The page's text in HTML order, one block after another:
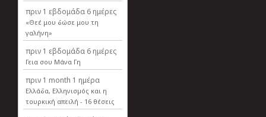
πριν 1 εβδομάδα 6 ημέρες
«Θεέ μου δώσε μου τη
γαλήνη»
πριν 1 εβδομάδα 6 ημέρες
Γεια σου Μάνα Γη
πριν 1 month 1 ημέρα
Ελλάδα, Ελληνισµός και η
τουρκική απειλή - 16 θέσεις